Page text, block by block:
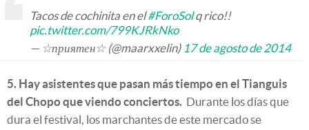
Tacos de cochinita en el#ForoSolq rico!!
pic.twitter.com/799KJRkNko
— ☆приятен☆ (@maarxxelin) 17 de agosto de 2014
5. Hay asistentes que pasan más tiempo en el Tianguis
del Chopo que viendo conciertos. Durante los días que
dura el festival, los marchantes de este mercado se